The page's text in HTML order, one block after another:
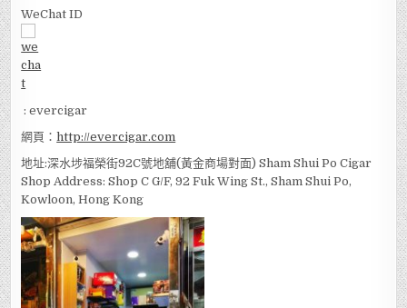
WeChat ID
: evercigar
網頁：http://evercigar.com
地址:深水埗福榮街92C號地舖(黃金商場對面) Sham Shui Po Cigar
Shop Address: Shop C G/F, 92 Fuk Wing St., Sham Shui Po,
Kowloon, Hong Kong